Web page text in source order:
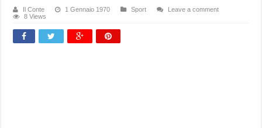
Il Conte 1 Gennaio 1970 Sport
Leave a comment
8 Views